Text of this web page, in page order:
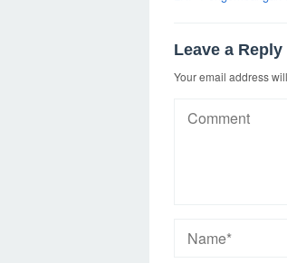
Leave a Reply
Your email address